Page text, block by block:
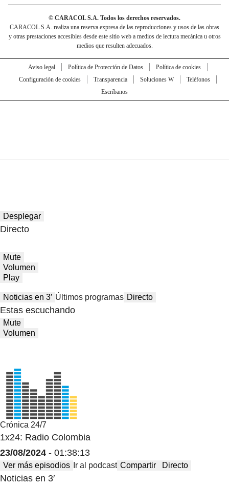
© CARACOL S.A. Todos los derechos reservados.
CARACOL S.A. realiza una reserva expresa de las reproducciones y usos de las obras
y otras prestaciones accesibles desde este sitio web a medios de lectura mecánica u otros
medios que resulten adecuados.
Aviso legal Política de Protección de Datos
Política de cookies
Configuración de cookies
Transparencia Soluciones W
Teléfonos
Escríbanos
Desplegar
Directo
Mute
Volumen
Play
Noticias en 3′ Últimos programas Directo
Estas escuchando
Mute
Volumen
Crónica 24/7
1x24: Radio Colombia
23/08/2024 - 01:38:13
Ver más episodios Ir al podcast Compartir Directo
Noticias en 3′